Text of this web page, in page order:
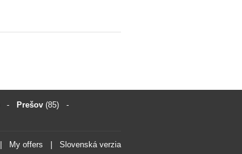
- Prešov (85) -
My offers Slovenská verzia